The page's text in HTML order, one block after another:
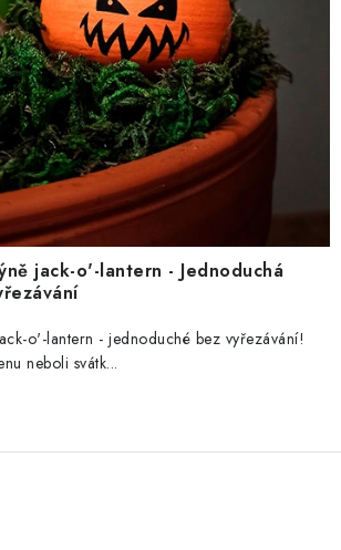
jack-o'-lantern - Jednoduchá
o'-lantern - jednoduché bez vyřezávání!
neboli svátk...